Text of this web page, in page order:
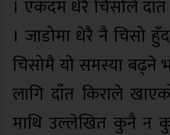
। एकदम धेरै चिसोले दाँत
। जाडोमा धेरै नै चिसो
चिसोमै यो समस्या बढ्ने
लागि दाँत किराले
माथि उल्लेखित कुनै न